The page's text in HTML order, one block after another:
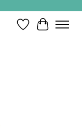
Verlanglijst